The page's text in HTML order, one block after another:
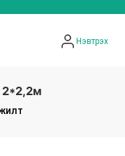
Нэвтрэх
2*2,2м